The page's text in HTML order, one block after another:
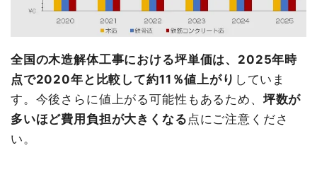
全国の木造解体工事における坪単価は、2025年時
点で2020年と比較して約11％値上がり していま
す。今後さらに値上がる可能性もあるため、 坪数が
多いほど費用負担が大きくなる 点にご注意くださ
い。